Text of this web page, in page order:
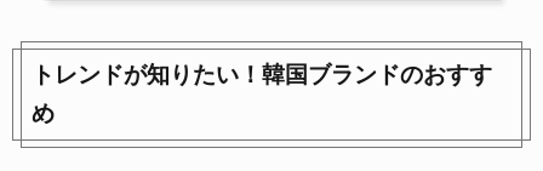
トレンドが知りたい！韓国ブランドのおすす
め